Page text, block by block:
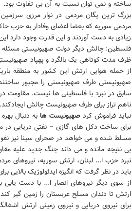
ساخته و نمی توان نسبت به آن بی تفاوت
بزرگ ترین یگان مردمی در نوار مرزی
مردمی سوریه که بعضا اعضای وفادار به حزب
زیادی به دست آوردند و این قدرت وجود دارد
فلسطین: چالش دیگر دولت صهیونیستی مسئله
ظرف مدت کوتاهی یک بالگرد و پهپاد
از حمله هوایی ارتش این کشور به منطقه
صهیونیستی طرف صهیونیستی را مجبور
سابق در نبرد با فلسطینی ها نیست. مقاومت در
ناهم تراز برای طرف صهیونیست چالش ایجادکند.
نباید فراموش کرد صهیونیست هابه دنبال
برای ساخت دکل های گازی – نفتی دریایی در
مسلط شده و می خواهد در صحرای سینا نیز
بی نتیجه مانده و می داند جنگ جدید علیه
نبرد حزب ا... لبنان، ارتش سوریه، نیروهای
باید در نظر گرفت که انگیزه ایدئولوژیک بالایی
از سوی دیگر نیروهای انصار ا... با دست یابی
ارتش تا دندان مسلح عربستان را زمین گیر
برای نیروی دریایی و نیروی زمینی ارتش